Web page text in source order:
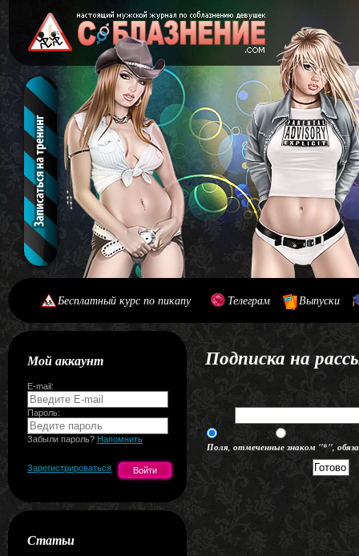
Бесплатный курс по пикапу Телеграм Выпуски
Мой аккаунт
E-mail:
Пароль:
Забыли пароль? Напомнить
Зарегистрироваться
Статьи
Подписка на
Поля, отмеченные знаком "*",